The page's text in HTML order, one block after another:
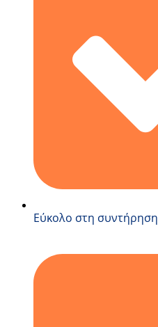
Εύκολο στη συντήρηση